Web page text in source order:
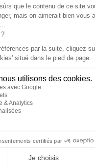
en vans et fourgons
: ce qu’il faut savoir